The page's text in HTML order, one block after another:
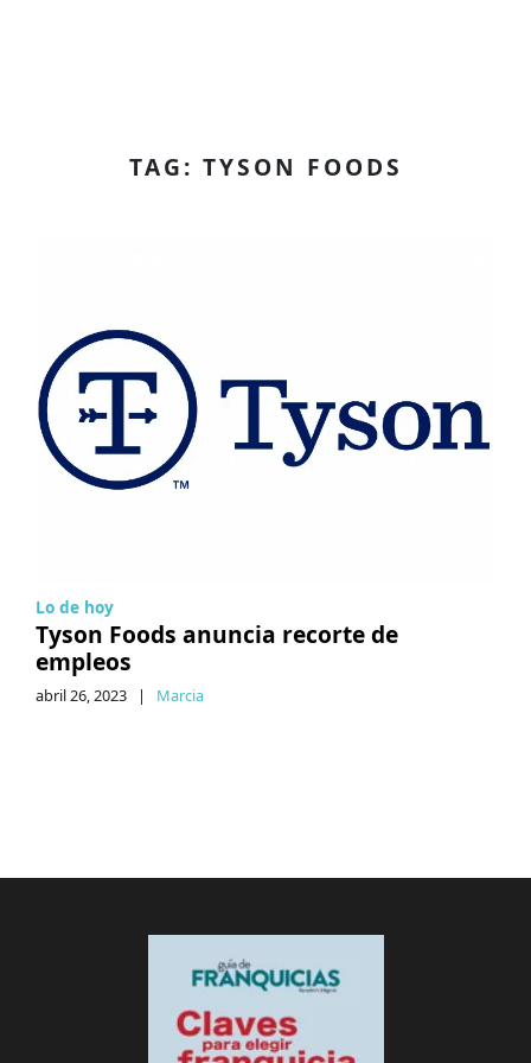
TAG: TYSON FOODS
Lo de hoy
Tyson Foods anuncia recorte de
empleos
abril 26, 2023 | Marcia